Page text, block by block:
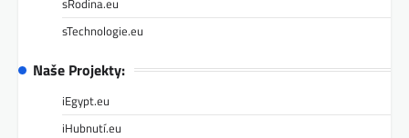
sTechnologie.eu
Naše Projekty:
iEgypt.eu
iHubnutí.eu